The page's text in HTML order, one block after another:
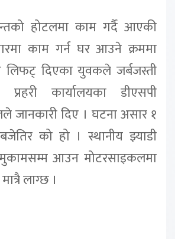
होटलमा काम गर्दै आएकी
काम गर्न घर आउने क्रममा
लिफट् दिएका युवकले जर्बजस्ती
कार्यालयका डीएसपी
जानकारी दिए । घटना असार १
को हो । स्थानीय झ्याडी
आउन मोटरसाइकलमा
लाग्छ ।